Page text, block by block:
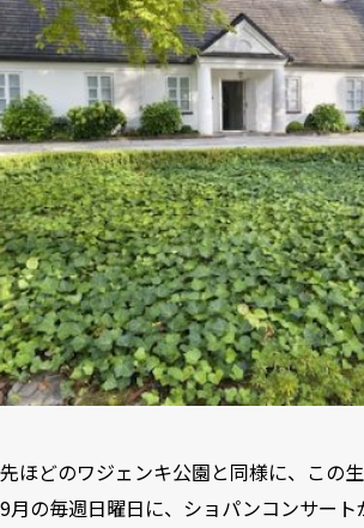
先ほどのワジェンキ公園と同様に、この
9月の毎週日曜日に、ショパンコンサート